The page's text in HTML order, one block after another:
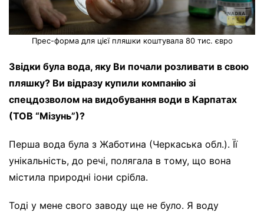
Прес-форма для цієї пляшки коштувала 80 тис. євро
Звідки була вода, яку Ви почали розливати в свою
пляшку? Ви відразу купили компанію зі
спецдозволом на видобування води в Карпатах
(ТОВ “Мізунь”)?
Перша вода була з Жаботина (Черкаська обл.). Її
унікальність, до речі, полягала в тому, що вона
містила природні іони срібла.
Тоді у мене свого заводу ще не було. Я воду